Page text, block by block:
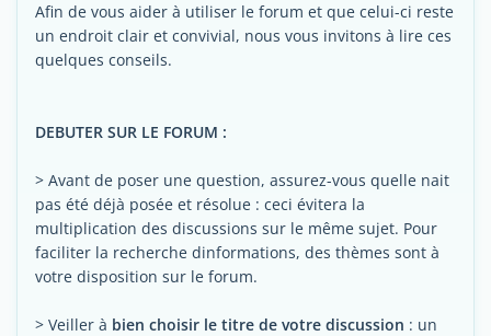
Afin de vous aider à utiliser le forum et que celui-ci reste
un endroit clair et convivial, nous vous invitons à lire ces
quelques conseils.
DEBUTER SUR LE FORUM :
> Avant de poser une question, assurez-vous quelle nait
pas été déjà posée et résolue : ceci évitera la
multiplication des discussions sur le même sujet. Pour
faciliter la recherche dinformations, des thèmes sont à
votre disposition sur le forum.
> Veiller à bien choisir le titre de votre discussion : un